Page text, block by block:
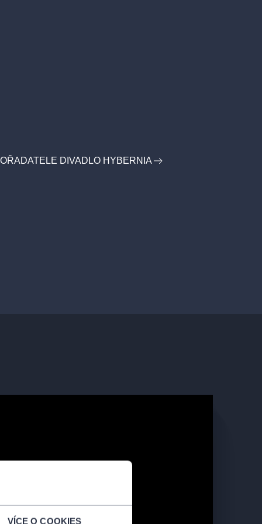
VÍCE O COOKIES
DIVADLO HYBERNIA